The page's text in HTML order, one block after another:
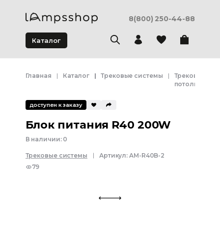
8(800) 250-44-88
Каталог
Главная Каталог Трековые системы
Трековая
потолка
доступен к заказу
Блок питания R40 200W
В наличии: 0
Трековые системы Артикул:AM-R40B-2
79